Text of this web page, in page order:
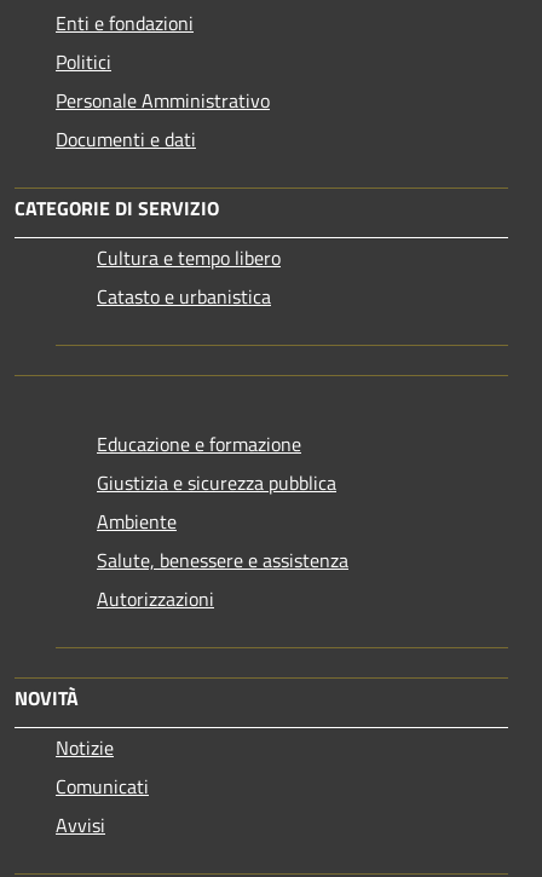
Enti e fondazioni
Politici
Personale Amministrativo
Documenti e dati
CATEGORIE DI SERVIZIO
Cultura e tempo libero
Catasto e urbanistica
Educazione e formazione
Giustizia e sicurezza pubblica
Ambiente
Salute, benessere e assistenza
Autorizzazioni
NOVITÀ
Notizie
Comunicati
Avvisi